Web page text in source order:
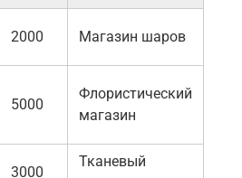
2000 Магазин шаров
5000
Флористический
магазин
3000
Тканевый